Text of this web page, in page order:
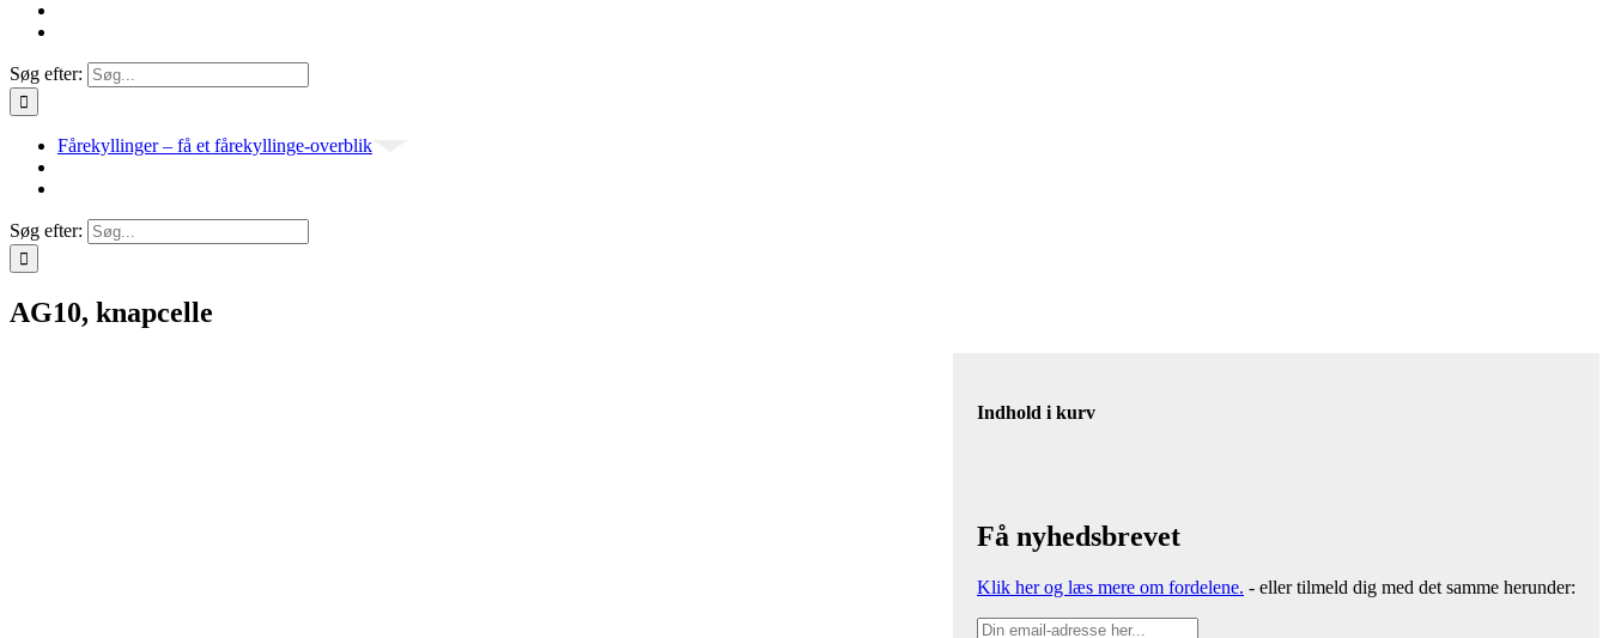
Søg efter:
Fårekyllinger – få et fårekyllinge-overblik
Søg efter:
AG10, knapcelle
Indhold i kurv
Få nyhedsbrevet
Klik her og læs mere om fordelene. - eller tilmeld dig med det samme herunder: